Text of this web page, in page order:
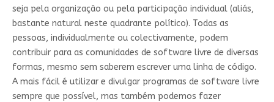
seja pela organização ou pela participação individual (aliás,
bastante natural neste quadrante político). Todas as
pessoas, individualmente ou colectivamente, podem
contribuir para as comunidades de software livre de diversas
formas, mesmo sem saberem escrever uma linha de código.
A mais fácil é utilizar e divulgar programas de software livre
sempre que possível, mas também podemos fazer